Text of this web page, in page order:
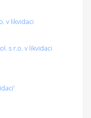
v likvidaci
s r.o. v likvidaci